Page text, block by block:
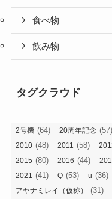
食べ物
飲み物
タグクラウド
2号機 (64) 20周年記念 (57)
2010 (48) 2011 (58)
2015 (80) 2016 (44)
2021 (41) Q (53) u (36)
アヤナミレイ（仮称） (31)